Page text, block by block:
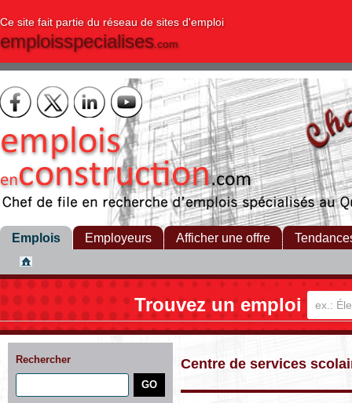
Ce site fait partie du réseau de sites d'emploi
emploisspecialises.com
Emplois Employeurs Afficher une offre
Trouvez un emploi
Rechercher Centre de services